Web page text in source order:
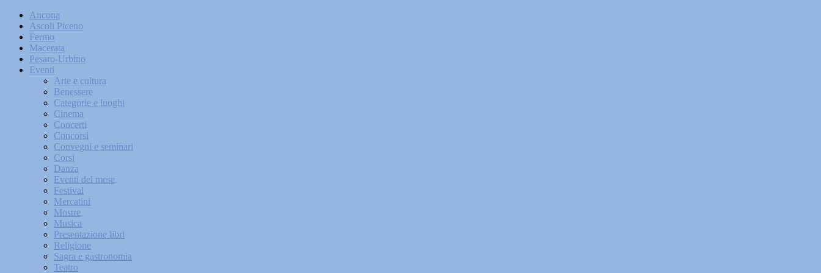
Ancona
Ascoli Piceno
Fermo
Macerata
Pesaro-Urbino
Eventi
Arte e cultura
Benessere
Categorie e luoghi
Cinema
Concerti
Concorsi
Convegni e seminari
Corsi
Danza
Eventi del mese
Festival
Mercatini
Mostre
Musica
Presentazione libri
Religione
Sagra e gastronomia
Teatro